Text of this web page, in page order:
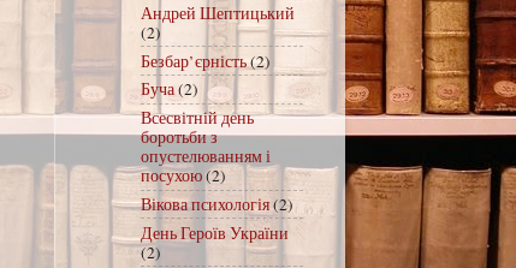
Андрей Шептицький
(2)
Безбар’єрність(2)
Буча(2)
Всесвітній день
боротьби з
опустелюванням і
посухою(2)
Вікова психологія(2)
День Героїв України
(2)